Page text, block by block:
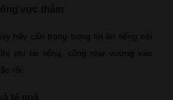
hãy cẩn trọng trong lời ăn tiếng nói
phi tai tiếng, cũng như vướng vào
rối.